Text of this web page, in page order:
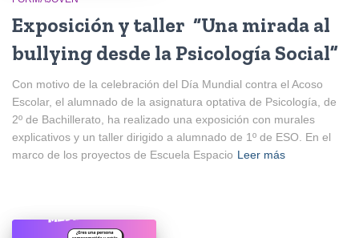
Exposición y taller “Una mirada al
bullying desde la Psicología Social”
Con motivo de la celebración del Día Mundial contra el Acoso
Escolar, el alumnado de la asignatura optativa de Psicología, de
2º de Bachillerato, ha realizado una exposición con murales
explicativos y un taller dirigido a alumnado de 1º de ESO. En el
marco de los proyectos de Escuela Espacio Leer más